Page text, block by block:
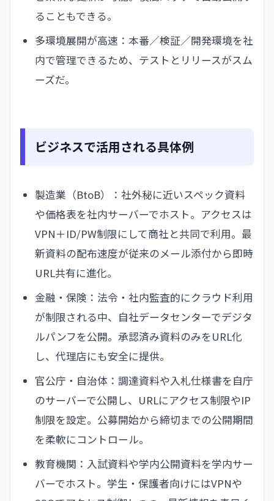
ることもできる。
多環境展開が高速：本番／検証／開発環境を社
内で管理できるため、テストとリリースがスム
ーズだ。
ビジネスで活用される具体例
製造業（BtoB）：社外秘に近いスペック資料
や価格表を社内サーバーでホスト。アクセスは
VPN＋ID/PW制限にして商社と共同で利用。最
新資料の配布速度が従来のメール添付から即時
URL共有に進化。
金融・保険：法令・社内監査的にクラウド利用
が制限される中、自社データセンターでデジタ
ルパンフを公開。承認済み資料のみをURL化
し、代理店にも安全に提供。
官公庁・自治体：調達資料や入札仕様書を自庁
のサーバーで公開し、URLにアクセス制限やIP
制限を設定。公募開始から締切までの公開期間
を柔軟にコントロール。
教育機関：入試資料や学内公開資料を学内サー
バーでホスト。学生・保護者向けにはVPNや